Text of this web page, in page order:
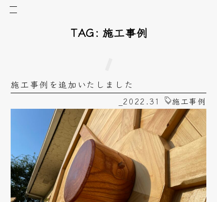
TAG: 施工事例
施工事例を追加いたしました
_2022.31 施工事例